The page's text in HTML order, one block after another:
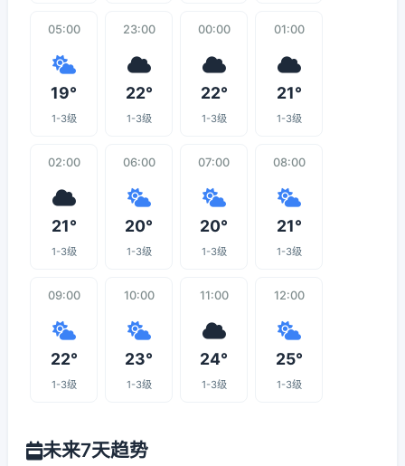
05:00
19°
1-3级
23:00
22°
1-3级
00:00
22°
1-3级
01:00
21°
1-3级
02:00
21°
1-3级
06:00
20°
1-3级
07:00
20°
1-3级
08:00
21°
1-3级
09:00
22°
1-3级
10:00
23°
1-3级
11:00
24°
1-3级
12:00
25°
1-3级
未来7天趋势